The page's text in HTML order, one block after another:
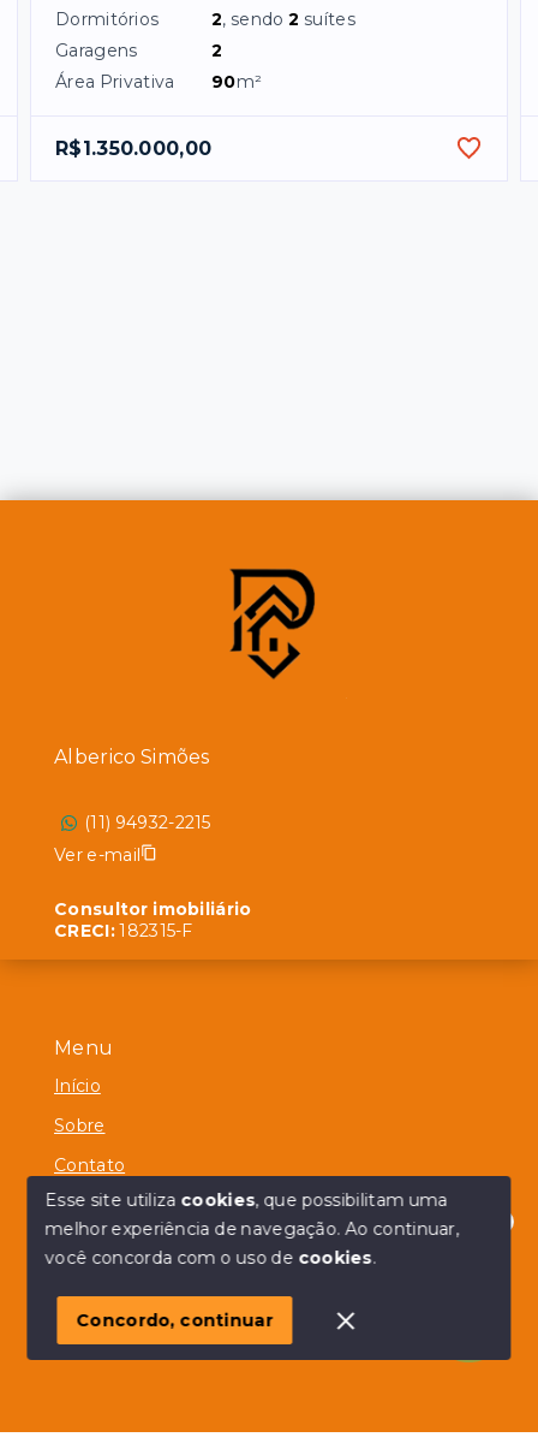
Dormitórios 2, sendo2 suítes
Garagens
2
Área Privativa
90m²
R$1.350.000,00
Olá! em posso ajudar?
Menu
Início
Sobre
Contato
© Copyright 2026 - Alberico Simões - Todos os direitos
SITE PARA IMOBILIARIA
Alberico Simões
(11) 94932-2215
Ver e-mail
Consultor imobiliário
CRECI:182315-F
Esse site utiliza cookies, que possibilitam uma
melhor experiência de navegação.Ao continuar,
você concorda com o uso de cookies.
Concordo, continuar